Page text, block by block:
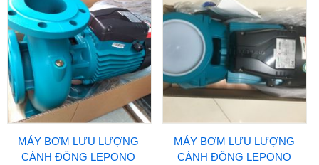
MÁY BƠM LƯU LƯỢNG
CÁNH ĐỒNG LEPONO
MÁY BƠM LƯU LƯỢNG
CÁNH ĐỒNG LEPONO